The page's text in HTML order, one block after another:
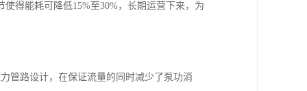
得能耗可降低15%至30%，长期运营下来，为
管路设计，在保证流量的同时减少了泵功消